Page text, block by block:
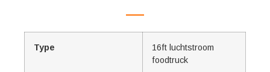
Type
16ft luchtstroom
foodtruck